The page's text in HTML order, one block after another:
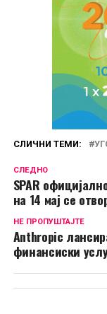
СЛИЧНИ ТЕМИ:
СЛЕДНО
SPAR
на 14 мај се
НЕ ПРОПУШТАЈТЕ
Anthropic
финансиски